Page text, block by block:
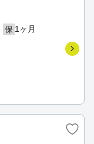
保 1ヶ月